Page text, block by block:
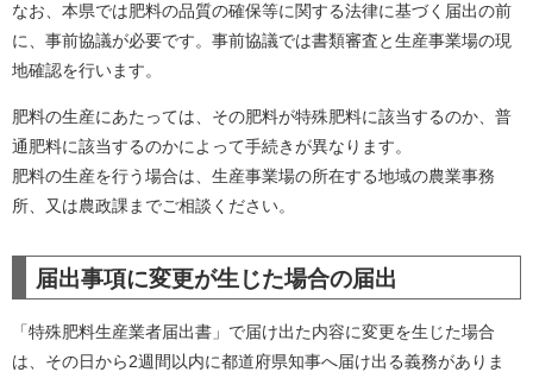
なお、本県では肥料の品質の確保等に関する法律に基づく届出の前
に、事前協議が必要です。事前協議では書類審査と生産事業場の現
地確認を行います。
肥料の生産にあたっては、その肥料が特殊肥料に該当するのか、普
通肥料に該当するのかによって手続きが異なります。
肥料の生産を行う場合は、生産事業場の所在する地域の農業事務
所、又は農政課までご相談ください。
届出事項に変更が生じた場合の届出
「特殊肥料生産業者届出書」で届け出た内容に変更を生じた場合
は、その日から2週間以内に都道府県知事へ届け出る義務がありま